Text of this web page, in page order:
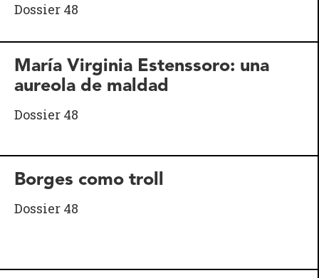
Dossier 48
María Virginia Estenssoro: una
aureola de maldad
Dossier 48
Borges como troll
Dossier 48